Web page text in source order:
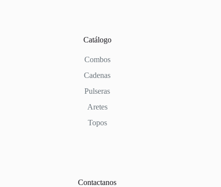
Catálogo
Combos
Cadenas
Pulseras
Aretes
Topos
Contactanos